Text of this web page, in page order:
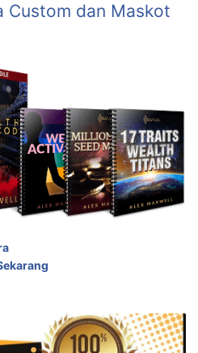
Custom dan Maskot